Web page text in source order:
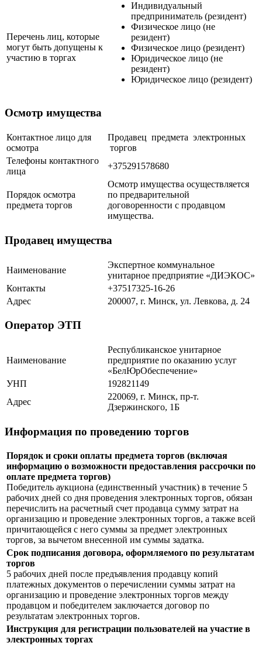
Перечень лиц, которые
могут быть допущены к
участию в торгах
Индивидуальный
предприниматель (резидент)
Физическое лицо (не
резидент)
Физическое лицо (резидент)
Юридическое лицо (не
резидент)
Юридическое лицо (резидент)
Осмотр имущества
Контактное лицо для
осмотра
Продавец предмета электронных
торгов
Телефоны контактного
лица
+375291578680
Порядок осмотра
предмета торгов
Осмотр имущества осуществляется
по предварительной
договоренности с продавцом
имущества.
Продавец имущества
Наименование
Экспертное коммунальное
унитарное предприятие «ДИЭКОС»
Контакты
+37517325-16-26
Адрес
200007, г. Минск, ул. Левкова, д. 24
Оператор ЭТП
Наименование
Республиканское унитарное
предприятие по оказанию услуг
«БелЮрОбеспечение»
УНП
192821149
Адрес
220069, г. Минск, пр-т.
Дзержинского, 1Б
Информация по проведению торгов
Порядок и сроки оплаты предмета торгов (включая
информацию о возможности предоставления рассрочки по
оплате предмета торгов)
Победитель аукциона (единственный участник) в течение 5
рабочих дней со дня проведения электронных торгов, обязан
перечислить на расчетный счет продавца сумму затрат на
организацию и проведение электронных торгов, а также всей
причитающейся с него суммы за предмет электронных
торгов, за вычетом внесенной им суммы задатка.
Срок подписания договора, оформляемого по результатам
торгов
5 рабочих дней после предъявления продавцу копий
платежных документов о перечислении суммы затрат на
организацию и проведение электронных торгов между
продавцом и победителем заключается договор по
результатам электронных торгов.
Инструкция для регистрации пользователей на участие в
электронных торгах